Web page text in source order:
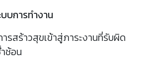
บการทำงาน
รสร้าวสุขเข้าสู่ภาระงานที่รับผิด
ช้อน